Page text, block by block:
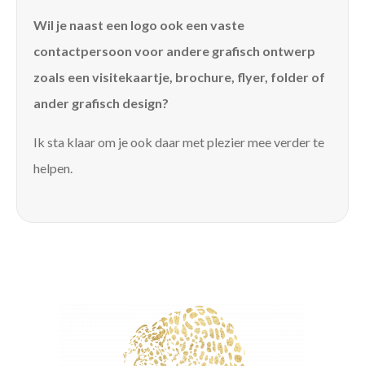
Wil je naast een logo ook een vaste
contactpersoon voor andere grafisch ontwerp
zoals een visitekaartje, brochure, flyer, folder of
ander grafisch design?
Ik sta klaar om je ook daar met plezier mee verder te
helpen.